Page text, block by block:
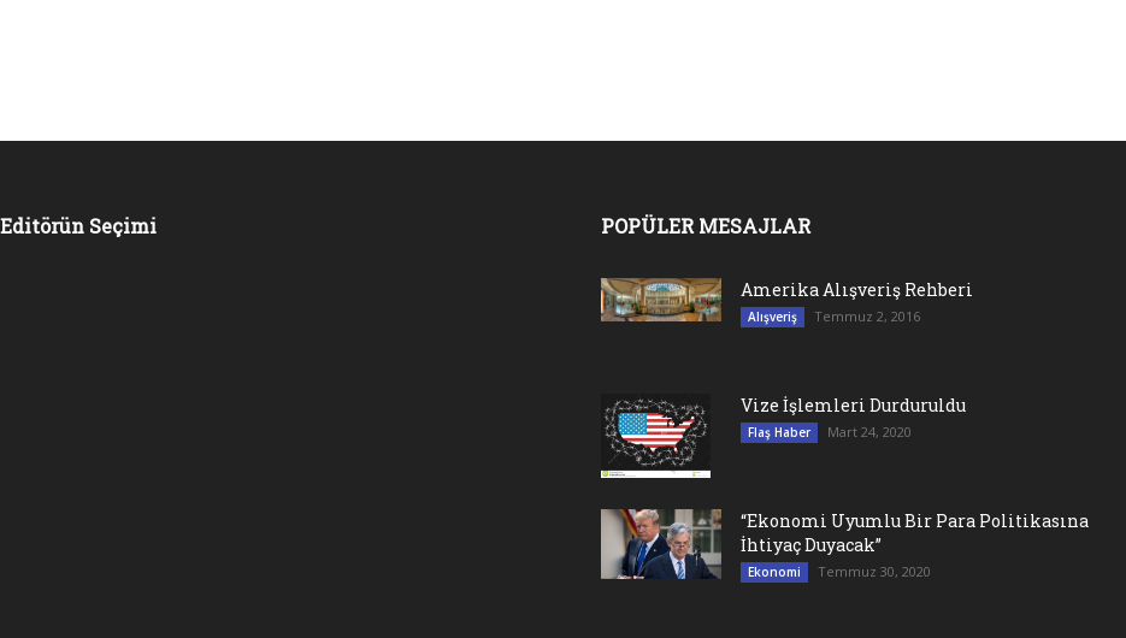
Editörün Seçimi POPÜLER MESAJLAR
Amerika Alışveriş Rehberi
Alışveriş Temmuz 2, 2016
Vize İşlemleri Durduruldu
Flaş Haber Mart 24, 2020
“Ekonomi Uyumlu Bir Para Politikasına
İhtiyaç Duyacak”
Ekonomi Temmuz 30, 2020